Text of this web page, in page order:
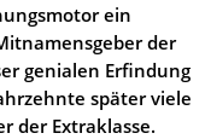
ein
der
genialen Erfindung
später viele
der Extraklasse.